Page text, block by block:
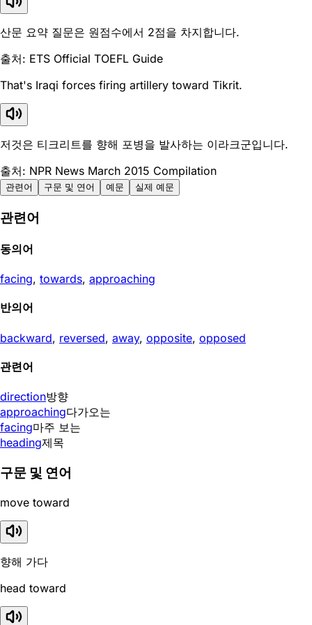
산문 요약 질문은 원점수에서 2점을 차지합니다.
출처: ETS Official TOEFL Guide
That's Iraqi forces firing artillery toward Tikrit.
저것은 티크리트를 향해 포병을 발사하는 이라크군입니다.
출처: NPR News March 2015 Compilation
관련어 구문 및 연어 예문 실제 예문
관련어
동의어
facing, towards, approaching
반의어
backward, reversed, away, opposite, opposed
관련어
direction방향
approaching다가오는
facing마주 보는
heading제목
구문 및 연어
move toward
향해 가다
head toward